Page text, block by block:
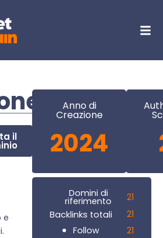
il
e
Anno di
Creazione
2024
Domini di
riferimento
21
Backlinks totali
21
Follow
21